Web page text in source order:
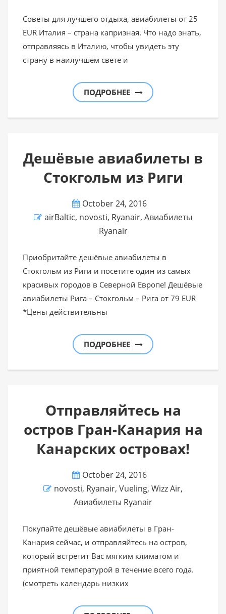
Советы для лучшего отдыха, авиабилеты от 25
EUR Италия – страна капризная. Что надо знать,
отправляясь в Италию, чтобы увидеть эту
страну в наилучшем свете и
ПОДРОБНЕЕ
Дешёвые авиабилеты в
Стокгольм из Риги
October 24, 2016
airBaltic, novosti, Ryanair, Авиабилеты
Ryanair
Приобритайте дешёвые авиабилеты в
Стокгольм из Риги и посетите один из самых
красивых городов в Северной Европе! Дешёвые
авиабилеты Рига – Стокгольм – Рига от 79 EUR
*Цены действительны
ПОДРОБНЕЕ
Отправляйтесь на
остров Гран-Канария на
Канарских островах!
October 24, 2016
novosti, Ryanair, Vueling, Wizz Air,
Авиабилеты Ryanair
Покупайте дешёвые авиабилеты в Гран-
Канария сейчас, и отправляйтесь на остров,
который встретит Вас мягким климатом и
приятной температурой в течение всего года.
(смотреть календарь низких